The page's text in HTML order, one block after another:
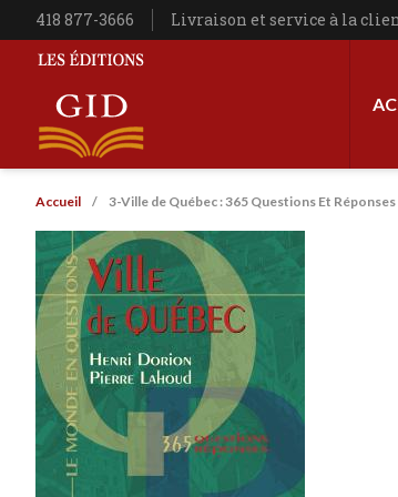
Aller au contenu principal
Téléphone
418 877-3666 Livraison et service à la
Fil d'Ariane
Accueil 3-Ville de Québec : 365 Questions Et Réponses